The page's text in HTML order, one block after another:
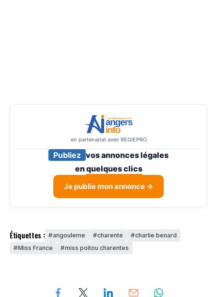
en partenariat avec REGIEPRO
Publiez vos annonces légales
enquelques clics
Je publie mon annonce →
Étiquettes : angouleme charente
charlie benard
Miss France
miss poitou charentes